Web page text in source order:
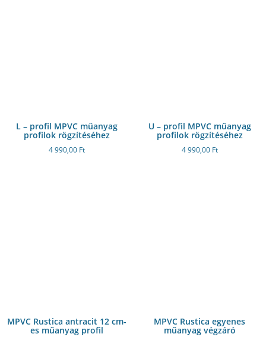
L – profil MPVC műanyag
profilok rögzítéséhez
4 990,00 Ft
U – profil MPVC műanyag
profilok rögzítéséhez
4 990,00 Ft
MPVC Rustica antracit 12 cm-
es műanyag profil
MPVC Rustica egyenes
műanyag végzáró